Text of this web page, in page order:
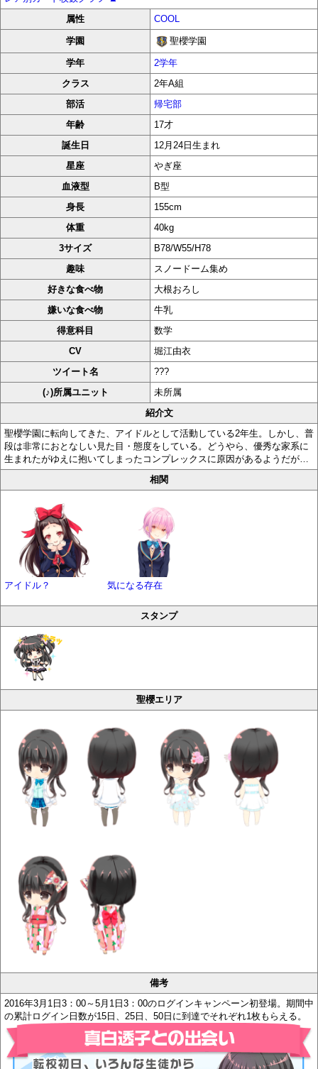
属性
COOL
学園 聖櫻学園
学年
2学年
クラス
2年A組
部活
帰宅部
年齢
17才
誕生日
12月24日生まれ
星座
やぎ座
血液型
B型
身長
155cm
体重
40kg
3サイズ
B78/W55/H78
趣味
スノードーム集め
好きな食べ物
大根おろし
嫌いな食べ物
牛乳
得意科目
数学
CV
堀江由衣
ツイート名
???
(♪)所属ユニット
未所属
紹介文
聖櫻学園に転向してきた、アイドルとして活動している2年生。しかし、普
段は非常におとなしい見た目・態度をしている。どうやら、優秀な家系に
生まれたがゆえに抱いてしまったコンプレックスに原因があるようだが…
相関
アイドル？ 気になる存在
スタンプ
聖櫻エリア
備考
2016年3月1日3：00～5月1日3：00のログインキャンペーン初登場。期間中
の累計ログイン日数が15日、25日、50日に到達でそれぞれ1枚もらえる。